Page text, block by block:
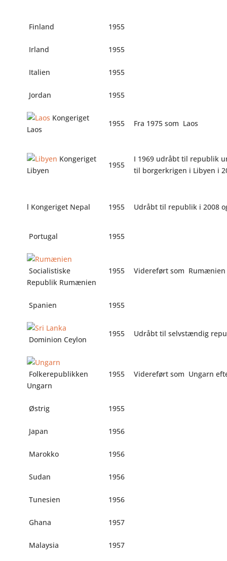
Finland 1955
Irland 1955
Italien 1955
Jordan 1955
Kongeriget
Laos
1955 Fra 1975 som Laos
Kongeriget
Libyen
1955
I 1969 udråbt til republik
til borgerkrigen i Libyen i
l Kongeriget Nepal 1955 Udråbt til republik i 2008
Portugal 1955
Socialistiske
Republik Rumænien
1955 Videreført som
Spanien 1955
Dominion Ceylon
1955 Udråbt til selvstændig
Folkerepublikken
Ungarn
1955 Videreført som Ungarn
Østrig 1955
Japan 1956
Marokko 1956
Sudan 1956
Tunesien 1956
Ghana 1957
Malaysia 1957